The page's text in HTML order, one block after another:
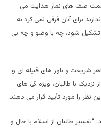
سمت صف های نماز هدایت می
برای آنان فرقی نمی کرد به
تشکیل شود، چه با وضو و چه بی
شریعت و باور های قبیله ای و
با طالبان، ویژه گی های
نظر را مورد تأیید قرار می دهند.
طالبان از اسلام با حال و